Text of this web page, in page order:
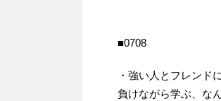
■0708
・強い人とフレンド
負けながら学ぶ、な